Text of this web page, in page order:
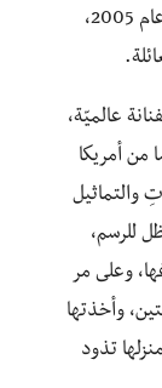
أشركت زوجها وولديها في أحد معارضها الفنية عام 2005،
عالميّة،
من أمريكا
والتماثيل
للرسم،
وعلى مر
وأخذتها
تذود